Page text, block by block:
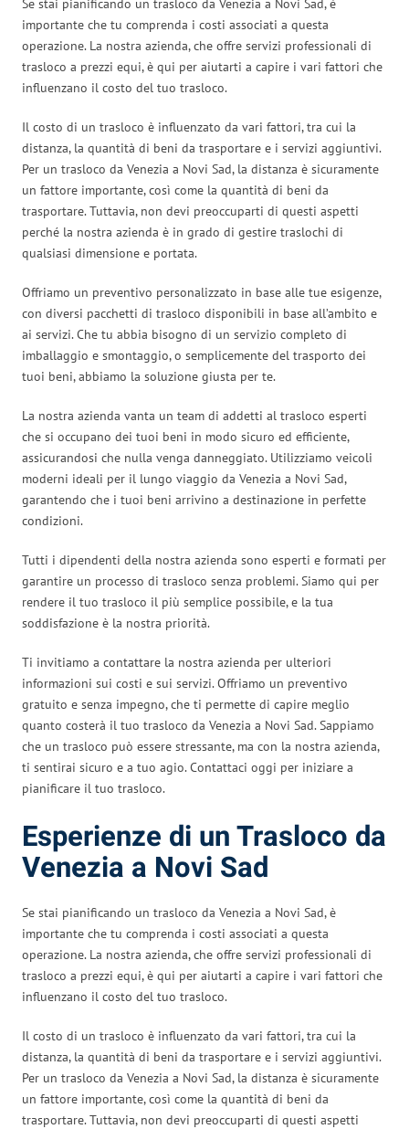
Se stai pianificando un trasloco da Venezia a Novi Sad, è
importante che tu comprenda i costi associati a questa
operazione. La nostra azienda, che offre servizi professionali di
trasloco a prezzi equi, è qui per aiutarti a capire i vari fattori che
influenzano il costo del tuo trasloco.
Il costo di un trasloco è influenzato da vari fattori, tra cui la
distanza, la quantità di beni da trasportare e i servizi aggiuntivi.
Per un trasloco da Venezia a Novi Sad, la distanza è sicuramente
un fattore importante, così come la quantità di beni da
trasportare. Tuttavia, non devi preoccuparti di questi aspetti
perché la nostra azienda è in grado di gestire traslochi di
qualsiasi dimensione e portata.
Offriamo un preventivo personalizzato in base alle tue esigenze,
con diversi pacchetti di trasloco disponibili in base all’ambito e
ai servizi. Che tu abbia bisogno di un servizio completo di
imballaggio e smontaggio, o semplicemente del trasporto dei
tuoi beni, abbiamo la soluzione giusta per te.
La nostra azienda vanta un team di addetti al trasloco esperti
che si occupano dei tuoi beni in modo sicuro ed efficiente,
assicurandosi che nulla venga danneggiato. Utilizziamo veicoli
moderni ideali per il lungo viaggio da Venezia a Novi Sad,
garantendo che i tuoi beni arrivino a destinazione in perfette
condizioni.
Tutti i dipendenti della nostra azienda sono esperti e formati per
garantire un processo di trasloco senza problemi. Siamo qui per
rendere il tuo trasloco il più semplice possibile, e la tua
soddisfazione è la nostra priorità.
Ti invitiamo a contattare la nostra azienda per ulteriori
informazioni sui costi e sui servizi. Offriamo un preventivo
gratuito e senza impegno, che ti permette di capire meglio
quanto costerà il tuo trasloco da Venezia a Novi Sad. Sappiamo
che un trasloco può essere stressante, ma con la nostra azienda,
ti sentirai sicuro e a tuo agio. Contattaci oggi per iniziare a
pianificare il tuo trasloco.
Esperienze di un Trasloco da
Venezia a Novi Sad
Se stai pianificando un trasloco da Venezia a Novi Sad, è
importante che tu comprenda i costi associati a questa
operazione. La nostra azienda, che offre servizi professionali di
trasloco a prezzi equi, è qui per aiutarti a capire i vari fattori che
influenzano il costo del tuo trasloco.
Il costo di un trasloco è influenzato da vari fattori, tra cui la
distanza, la quantità di beni da trasportare e i servizi aggiuntivi.
Per un trasloco da Venezia a Novi Sad, la distanza è sicuramente
un fattore importante, così come la quantità di beni da
trasportare. Tuttavia, non devi preoccuparti di questi aspetti